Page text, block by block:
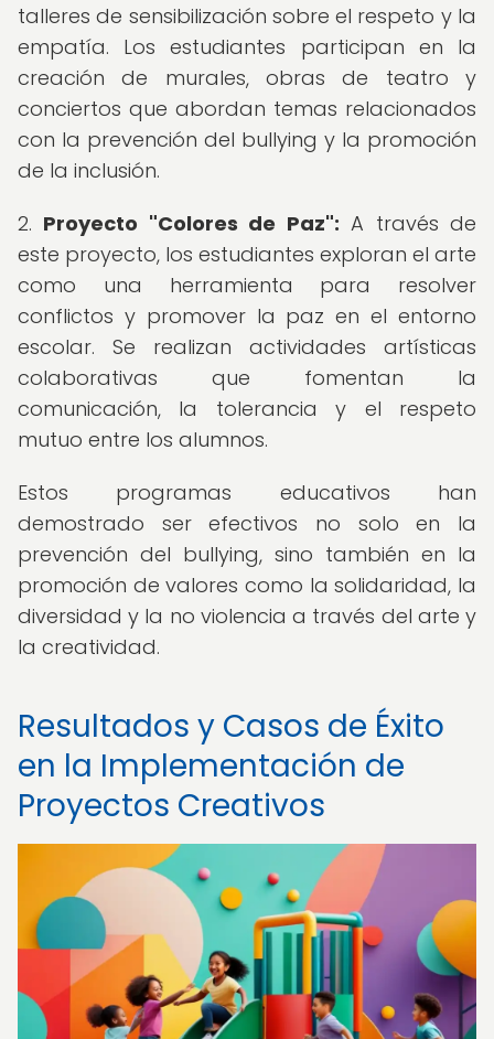
talleres de sensibilización sobre el respeto y la
empatía. Los estudiantes participan en la
creación de murales, obras de teatro y
conciertos que abordan temas relacionados
con la prevención del bullying y la promoción
de la inclusión.
2. Proyecto "Colores de Paz": A través de
este proyecto, los estudiantes exploran el arte
como una herramienta para resolver
conflictos y promover la paz en el entorno
escolar. Se realizan actividades artísticas
colaborativas que fomentan la
comunicación, la tolerancia y el respeto
mutuo entre los alumnos.
Estos programas educativos han
demostrado ser efectivos no solo en la
prevención del bullying, sino también en la
promoción de valores como la solidaridad, la
diversidad y la no violencia a través del arte y
la creatividad.
Resultados y Casos de Éxito
en la Implementación de
Proyectos Creativos